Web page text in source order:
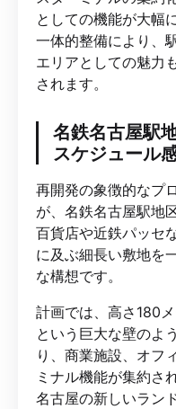
としての機能が大幅
一体的整備により、
エリアとしての魅力
されます。
名鉄名古屋駅
スケジュール
再開発の象徴的なプ
が、名鉄名古屋駅地
百貨店や近鉄パッセ
に及ぶ細長い敷地を
な構想です。
計画では、高さ180
という巨大な壁のよ
り、商業施設、オフ
ミナル機能が集約さ
名古屋の新しいラン